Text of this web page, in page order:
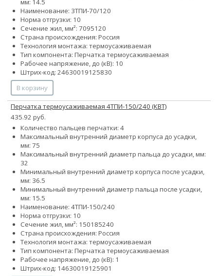
мм: 14.5
Наименование: 3ТПИ-70/120
Норма отгрузки: 10
Сечение жил, мм²: 7095120
Страна происхождения: Россия
Технология монтажа: термоусаживаемая
Тип компонента: Перчатка термоусаживаемая
Рабочее напряжение, до (кВ): 10
Штрих-код: 24630019125830
В корзину
Перчатка термоусаживаемая 4ТПИ-150/240 (КВТ)
435.92 руб.
Количество пальцев перчатки: 4
Максимальный внутренний диаметр корпуса до усадки,
мм: 75
Максимальный внутренний диаметр пальца до усадки, мм:
32
Минимальный внутренний диаметр корпуса после усадки,
мм: 36.5
Минимальный внутренний диаметр пальца после усадки,
мм: 15.5
Наименование: 4ТПИ-150/240
Норма отгрузки: 10
Сечение жил, мм²: 150185240
Страна происхождения: Россия
Технология монтажа: термоусаживаемая
Тип компонента: Перчатка термоусаживаемая
Рабочее напряжение, до (кВ): 1
Штрих-код: 14630019125901